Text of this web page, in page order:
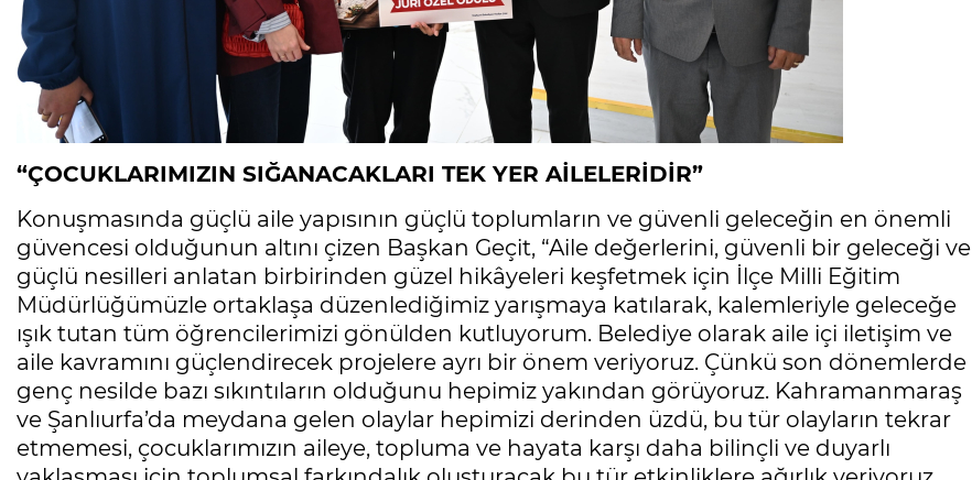
“ÇOCUKLARIMIZIN SIĞANACAKLARI TEK YER AİLELERİDİR”
Konuşmasında güçlü aile yapısının güçlü toplumların ve güvenli geleceğin en önemli
güvencesi olduğunun altını çizen Başkan Geçit, “Aile değerlerini, güvenli bir geleceği ve
güçlü nesilleri anlatan birbirinden güzel hikâyeleri keşfetmek için İlçe Milli Eğitim
Müdürlüğümüzle ortaklaşa düzenlediğimiz yarışmaya katılarak, kalemleriyle geleceğe
ışık tutan tüm öğrencilerimizi gönülden kutluyorum. Belediye olarak aile içi iletişim ve
aile kavramını güçlendirecek projelere ayrı bir önem veriyoruz. Çünkü son dönemlerde
genç nesilde bazı sıkıntıların olduğunu hepimiz yakından görüyoruz. Kahramanmaraş
ve Şanlıurfa’da meydana gelen olaylar hepimizi derinden üzdü, bu tür olayların tekrar
etmemesi, çocuklarımızın aileye, topluma ve hayata karşı daha bilinçli ve duyarlı